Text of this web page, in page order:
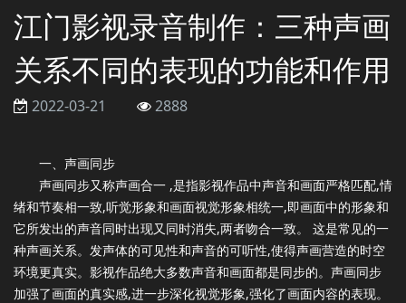
江门影视录音制作：三种声画
关系不同的表现的功能和作用
2022-03-21 2888
一、声画同步
声画同步又称声画合一 ,是指影视作品中声音和画面严格匹配,情
绪和节奏相一致,听觉形象和画面视觉形象相统一,即画面中的形象和
它所发出的声音同时出现又同时消失,两者吻合一致。 这是常见的一
种声画关系。发声体的可见性和声音的可听性,使得声画营造的时空
环境更真实。影视作品绝大多数声音和画面都是同步的。声画同步
加强了画面的真实感,进一步深化视觉形象,强化了画面内容的表现。